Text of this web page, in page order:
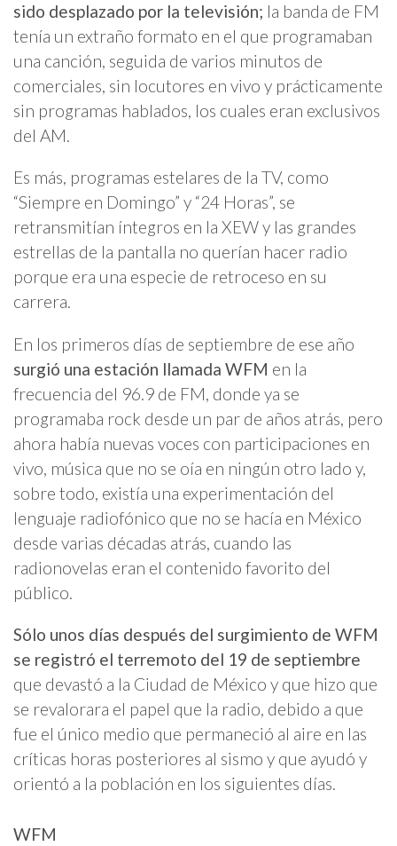
sido desplazado por la televisión; la banda de FM
tenía un extraño formato en el que programaban
una canción, seguida de varios minutos de
comerciales, sin locutores en vivo y prácticamente
sin programas hablados, los cuales eran exclusivos
del AM.
Es más, programas estelares de la TV, como
“Siempre en Domingo” y “24 Horas”, se
retransmitían íntegros en la XEW y las grandes
estrellas de la pantalla no querían hacer radio
porque era una especie de retroceso en su
carrera.
En los primeros días de septiembre de ese año
surgió una estación llamada WFM en la
frecuencia del 96.9 de FM, donde ya se
programaba rock desde un par de años atrás, pero
ahora había nuevas voces con participaciones en
vivo, música que no se oía en ningún otro lado y,
sobre todo, existía una experimentación del
lenguaje radiofónico que no se hacía en México
desde varias décadas atrás, cuando las
radionovelas eran el contenido favorito del
público.
Sólo unos días después del surgimiento de WFM
se registró el terremoto del 19 de septiembre
que devastó a la Ciudad de México y que hizo que
se revalorara el papel que la radio, debido a que
fue el único medio que permaneció al aire en las
críticas horas posteriores al sismo y que ayudó y
orientó a la población en los siguientes días.
WFM